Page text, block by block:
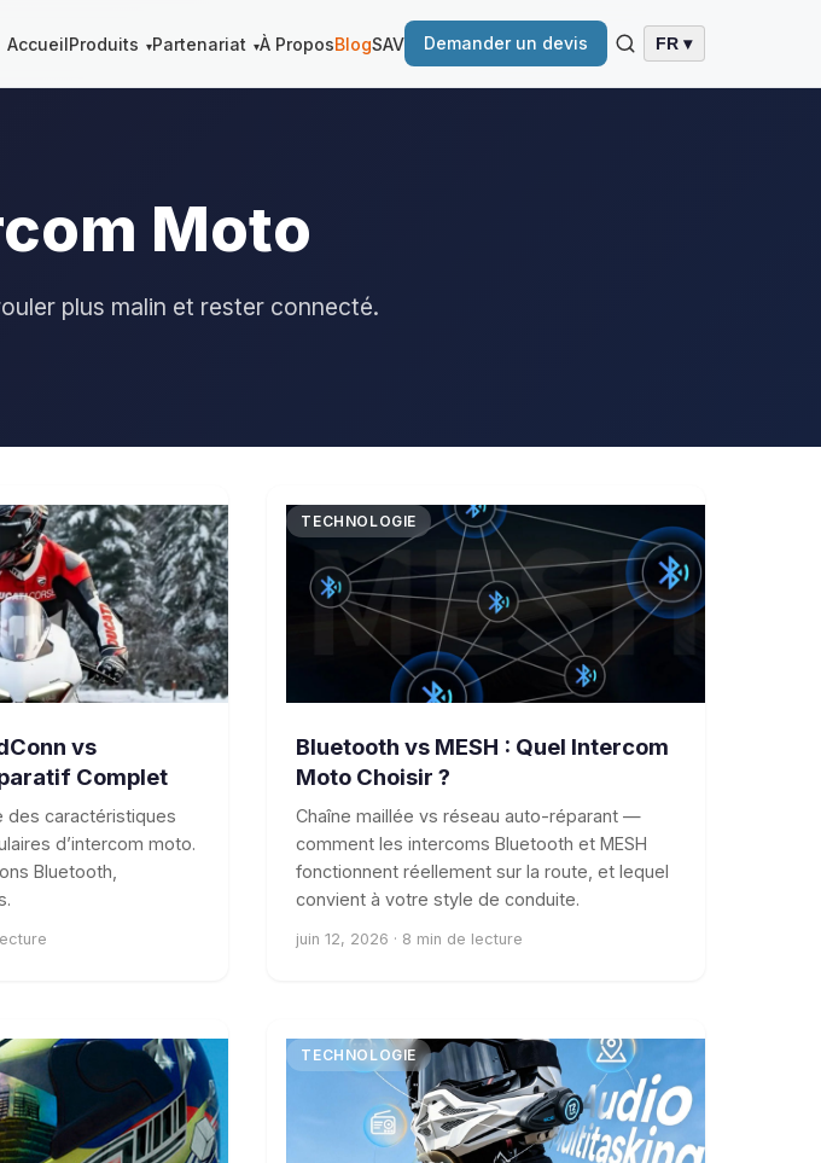
AccueilProduits Partenariat À ProposBlogSAV Demander un devis FR ▾
Moto
plus malin et rester connecté.
vs
Complet
des caractéristiques
d’intercom moto.
Bluetooth,
TECHNOLOGIE
Bluetooth vs MESH : Quel Intercom
Moto Choisir ?
Chaîne maillée vs réseau auto-réparant —
comment les intercoms Bluetooth et MESH
fonctionnent réellement sur la route, et lequel
convient à votre style de conduite.
juin 12, 2026 · 8 min de lecture
TECHNOLOGIE